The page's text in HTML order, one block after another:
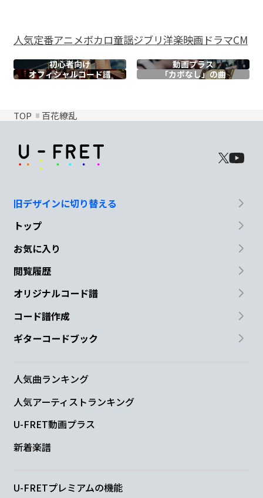
人気定番アニメボカロ童謡ジブリ洋楽映画ドラマCM
初心者向け
動画プラス
オフィシャルコード譜 「カポなし」の曲
TOP 百花繚乱
旧デザインに切り替える
トップ
お気に入り
閲覧履歴
オリジナルコード譜
コード譜作成
ギターコードブック
人気曲ランキング
人気アーティストランキング
U-FRET動画プラス
新着楽譜
U-FRETプレミアムの機能